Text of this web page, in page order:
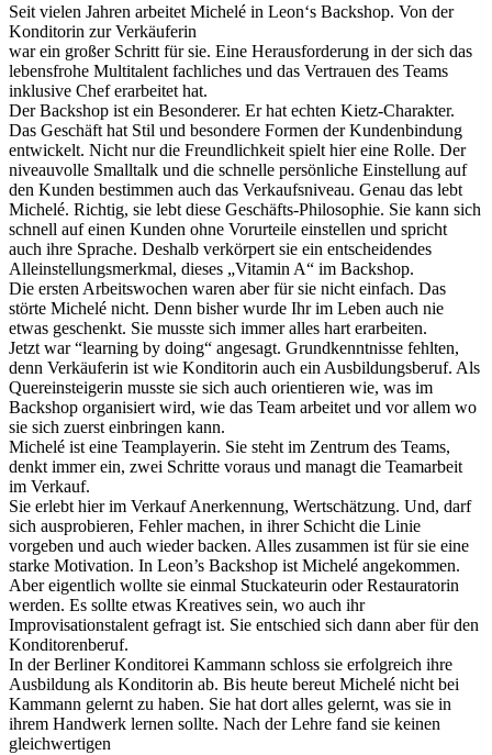
Seit vielen Jahren arbeitet Michelé in Leon‘s Backshop. Von der
Konditorin zur Verkäuferin
war ein großer Schritt für sie. Eine Herausforderung in der sich das
lebensfrohe Multitalent fachliches und das Vertrauen des Teams
inklusive Chef erarbeitet hat.
Der Backshop ist ein Besonderer. Er hat echten Kietz-Charakter.
Das Geschäft hat Stil und besondere Formen der Kundenbindung
entwickelt. Nicht nur die Freundlichkeit spielt hier eine Rolle. Der
niveauvolle Smalltalk und die schnelle persönliche Einstellung auf
den Kunden bestimmen auch das Verkaufsniveau. Genau das lebt
Michelé. Richtig, sie lebt diese Geschäfts-Philosophie. Sie kann sich
schnell auf einen Kunden ohne Vorurteile einstellen und spricht
auch ihre Sprache. Deshalb verkörpert sie ein entscheidendes
Alleinstellungsmerkmal, dieses „Vitamin A“ im Backshop.
Die ersten Arbeitswochen waren aber für sie nicht einfach. Das
störte Michelé nicht. Denn bisher wurde Ihr im Leben auch nie
etwas geschenkt. Sie musste sich immer alles hart erarbeiten.
Jetzt war “learning by doing“ angesagt. Grundkenntnisse fehlten,
denn Verkäuferin ist wie Konditorin auch ein Ausbildungsberuf. Als
Quereinsteigerin musste sie sich auch orientieren wie, was im
Backshop organisiert wird, wie das Team arbeitet und vor allem wo
sie sich zuerst einbringen kann.
Michelé ist eine Teamplayerin. Sie steht im Zentrum des Teams,
denkt immer ein, zwei Schritte voraus und managt die Teamarbeit
im Verkauf.
Sie erlebt hier im Verkauf Anerkennung, Wertschätzung. Und, darf
sich ausprobieren, Fehler machen, in ihrer Schicht die Linie
vorgeben und auch wieder backen. Alles zusammen ist für sie eine
starke Motivation. In Leon’s Backshop ist Michelé angekommen.
Aber eigentlich wollte sie einmal Stuckateurin oder Restauratorin
werden. Es sollte etwas Kreatives sein, wo auch ihr
Improvisationstalent gefragt ist. Sie entschied sich dann aber für den
Konditorenberuf.
In der Berliner Konditorei Kammann schloss sie erfolgreich ihre
Ausbildung als Konditorin ab. Bis heute bereut Michelé nicht bei
Kammann gelernt zu haben. Sie hat dort alles gelernt, was sie in
ihrem Handwerk lernen sollte. Nach der Lehre fand sie keinen
gleichwertigen